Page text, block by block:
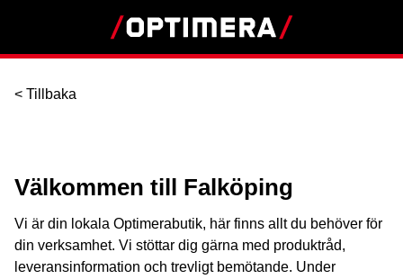
< Tillbaka
Välkommen till Falköping
Vi är din lokala Optimerabutik, här finns allt du behöver för
din verksamhet. Vi stöttar dig gärna med produktråd,
leveransinformation och trevligt bemötande. Under